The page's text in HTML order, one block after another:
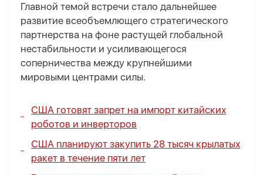
Главной темой встречи стало дальнейшее
развитие всеобъемлющего стратегического
партнерства на фоне растущей глобальной
нестабильности и усиливающегося
соперничества между крупнейшими
мировыми центрами силы.
США готовят запрет на импорт китайских
роботов и инверторов
США планируют закупить 28 тысяч крылатых
ракет в течение пяти лет